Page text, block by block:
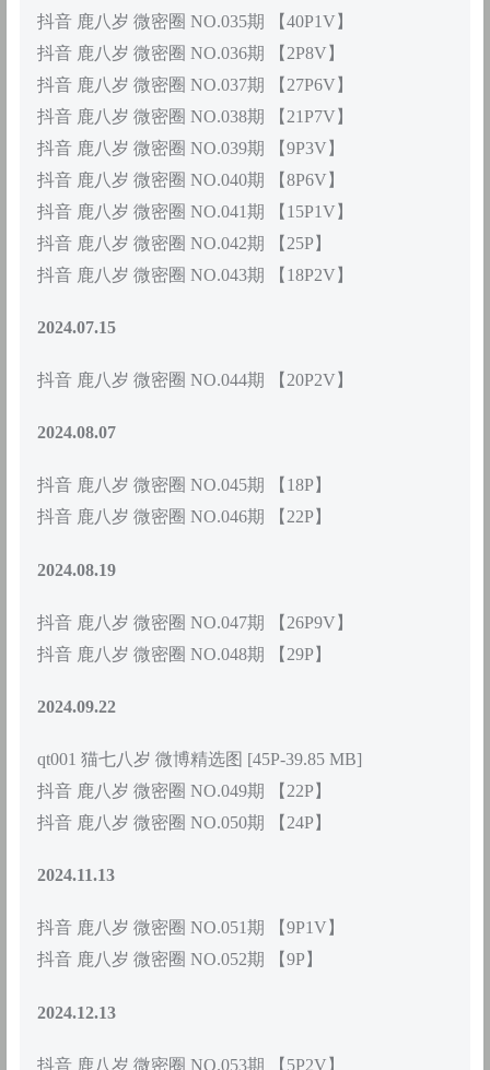
抖音 鹿八岁 微密圈 NO.035期 【40P1V】
抖音 鹿八岁 微密圈 NO.036期 【2P8V】
抖音 鹿八岁 微密圈 NO.037期 【27P6V】
抖音 鹿八岁 微密圈 NO.038期 【21P7V】
抖音 鹿八岁 微密圈 NO.039期 【9P3V】
抖音 鹿八岁 微密圈 NO.040期 【8P6V】
抖音 鹿八岁 微密圈 NO.041期 【15P1V】
抖音 鹿八岁 微密圈 NO.042期 【25P】
抖音 鹿八岁 微密圈 NO.043期 【18P2V】
2024.07.15
抖音 鹿八岁 微密圈 NO.044期 【20P2V】
2024.08.07
抖音 鹿八岁 微密圈 NO.045期 【18P】
抖音 鹿八岁 微密圈 NO.046期 【22P】
2024.08.19
抖音 鹿八岁 微密圈 NO.047期 【26P9V】
抖音 鹿八岁 微密圈 NO.048期 【29P】
2024.09.22
qt001 猫七八岁 微博精选图 [45P-39.85 MB]
抖音 鹿八岁 微密圈 NO.049期 【22P】
抖音 鹿八岁 微密圈 NO.050期 【24P】
2024.11.13
抖音 鹿八岁 微密圈 NO.051期 【9P1V】
抖音 鹿八岁 微密圈 NO.052期 【9P】
2024.12.13
抖音 鹿八岁 微密圈 NO.053期 【5P2V】